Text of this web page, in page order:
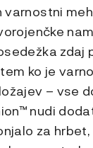
varnostni
zdaj
ko je
– vse
nudi
za